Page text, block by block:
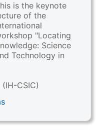
is the keynote
of the
"Locating
Science
Technology in
CSIC)